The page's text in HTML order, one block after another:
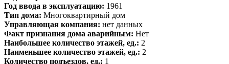
Год ввода в эксплуатацию: 1961
Тип дома: Многоквартирный дом
Управляющая компания: нет данных
Факт признания дома аварийным: Нет
Наибольшее количество этажей, ед.: 2
Наименьшее количество этажей, ед.: 2
Количество подъездов, ед.: 1